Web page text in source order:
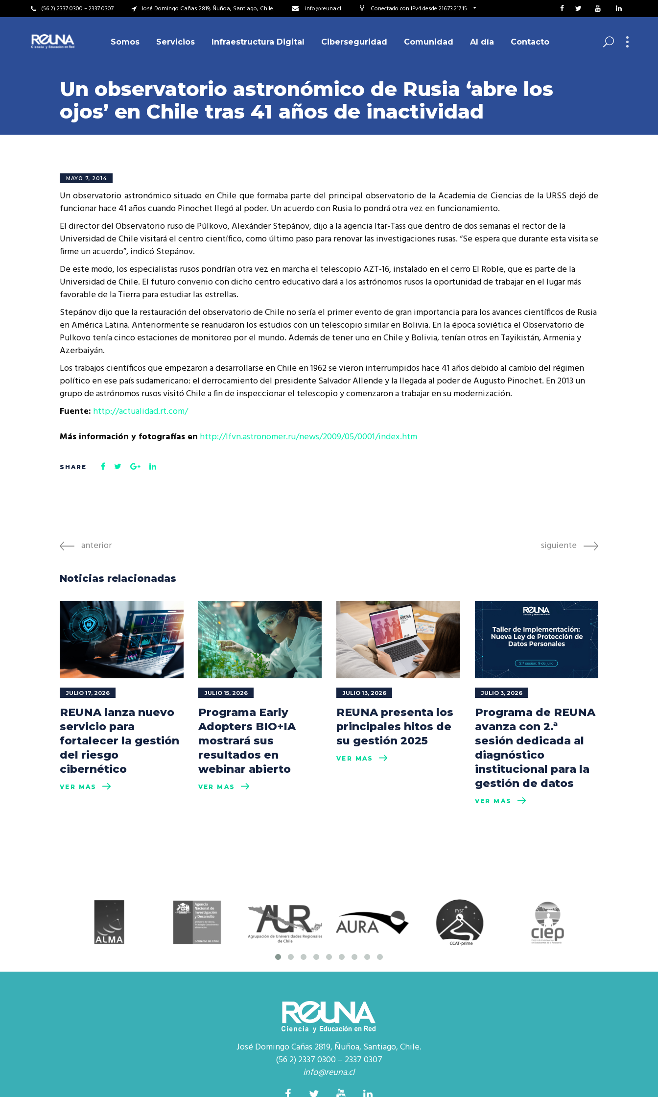
(56 2) 2337 0300 – 2337 0307 José Domingo Cañas 2819, Ñuñoa, Santiago, Chile. info@reuna.cl Conectado con IPv4 desde 216.73.217.15
Somos
Video Institucional
Plan Estratégico
Valores
Historia
Cumplimiento Legal
Miembros
Acuerdos de Colaboración
Representantes
Institucionales
Representantes Técnicos
Servicios Infraestructura Digital Ciberseguridad Comunidad Al día Contacto
Video Institucional
Misión – Visión
Valores
Cumplimiento Legal
Miembros
Directorio
Equipo
Un observatorio astronómico de Rusia ‘abre los
ojos’ en Chile tras 41 años de inactividad
MAYO 7, 2014
Un observatorio astronómico situado en Chile que formaba parte del principal observatorio de la Academia de Ciencias de la URSS dejó de
funcionar hace 41 años cuando Pinochet llegó al poder. Un acuerdo con Rusia lo pondrá otra vez en funcionamiento.
El director del Observatorio ruso de Púlkovo, Alexánder Stepánov, dijo a la agencia Itar-Tass que dentro de dos semanas el rector de la
Universidad de Chile visitará el centro científico, como último paso para renovar las investigaciones rusas. “Se espera que durante esta visita se
firme un acuerdo”, indicó Stepánov.
De este modo, los especialistas rusos pondrían otra vez en marcha el telescopio AZT-16, instalado en el cerro El Roble, que es parte de la
Universidad de Chile. El futuro convenio con dicho centro educativo dará a los astrónomos rusos la oportunidad de trabajar en el lugar más
favorable de la Tierra para estudiar las estrellas.
Stepánov dijo que la restauración del observatorio de Chile no sería el primer evento de gran importancia para los avances científicos de Rusia
en América Latina. Anteriormente se reanudaron los estudios con un telescopio similar en Bolivia. En la época soviética el Observatorio de
Pulkovo tenía cinco estaciones de monitoreo por el mundo. Además de tener uno en Chile y Bolivia, tenían otros en Tayikistán, Armenia y
Azerbaiyán.
Los trabajos científicos que empezaron a desarrollarse en Chile en 1962 se vieron interrumpidos hace 41 años debido al cambio del régimen
político en ese país sudamericano: el derrocamiento del presidente Salvador Allende y la llegada al poder de Augusto Pinochet. En 2013 un
grupo de astrónomos rusos visitó Chile a fin de inspeccionar el telescopio y comenzaron a trabajar en su modernización.
Fuente: http://actualidad.rt.com/
Más información y fotografías en http://lfvn.astronomer.ru/news/2009/05/0001/index.htm
anterior siguiente
Noticias relacionadas
JULIO 17, 2026
REUNA lanza nuevo
servicio para
fortalecer la gestión
del riesgo
cibernético
VER MÁS
JULIO 15, 2026
Programa Early
Adopters BIO+IA
mostrará sus
resultados en
webinar abierto
VER MÁS
JULIO 13, 2026
REUNA presenta los
principales hitos de
su gestión 2025
VER MÁS
JULIO 3, 2026
Programa de REUNA
avanza con 2.ª
sesión dedicada al
diagnóstico
institucional para la
gestión de datos
VER MÁS
José Domingo Cañas 2819, Ñuñoa, Santiago, Chile.
(56 2) 2337 0300 – 2337 0307
info@reuna.cl